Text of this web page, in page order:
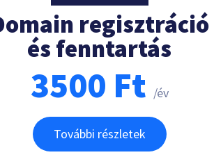
regisztráció
és fenntartás
3500 Ft /év
További részletek